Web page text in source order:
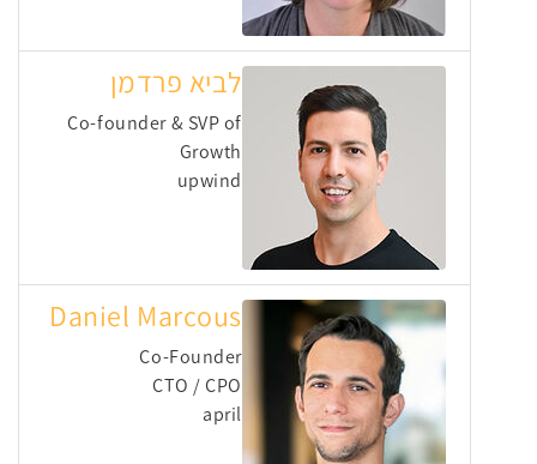
לביא פרדמן
Co-founder & SVP of
Growth
upwind
Daniel Marcous
Co-Founder
CTO / CPO
april